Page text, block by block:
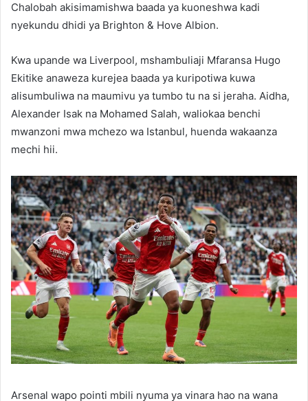
Chalobah akisimamishwa baada ya kuoneshwa kadi
nyekundu dhidi ya Brighton & Hove Albion.
Kwa upande wa Liverpool, mshambuliaji Mfaransa Hugo
Ekitike anaweza kurejea baada ya kuripotiwa kuwa
alisumbuliwa na maumivu ya tumbo tu na si jeraha. Aidha,
Alexander Isak na Mohamed Salah, waliokaa benchi
mwanzoni mwa mchezo wa Istanbul, huenda wakaanza
mechi hii.
Arsenal wapo pointi mbili nyuma ya vinara hao na wana